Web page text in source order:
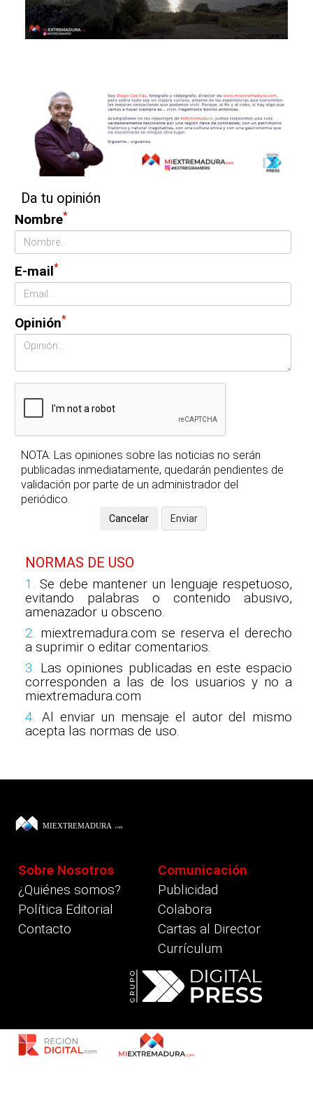
Da tu opinión
Nombre*
E-mail*
Opinión*
NOTA: Las opiniones sobre las noticias no serán
publicadas inmediatamente, quedarán pendientes de
validación por parte de un administrador del
periódico.
NORMAS DE USO
1. Se debe mantener un lenguaje respetuoso,
evitando palabras o contenido abusivo,
amenazador u obsceno.
2. miextremadura.com se reserva el derecho
a suprimir o editar comentarios.
3. Las opiniones publicadas en este espacio
corresponden a las de los usuarios y no a
miextremadura.com
4. Al enviar un mensaje el autor del mismo
acepta las normas de uso.
Sobre Nosotros
¿Quiénes somos?
Política Editorial
Contacto
Comunicación
Publicidad
Colabora
Cartas al Director
Currículum